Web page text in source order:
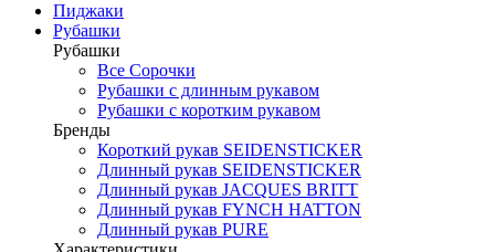
Пиджаки
Рубашки
Рубашки
Все Сорочки
Рубашки с длинным рукавом
Рубашки с коротким рукавом
Бренды
Короткий рукав SEIDENSTICKER
Длинный рукав SEIDENSTICKER
Длинный рукав JAСQUES BRITT
Длинный рукав FYNCH HATTON
Длинный рукав PURE